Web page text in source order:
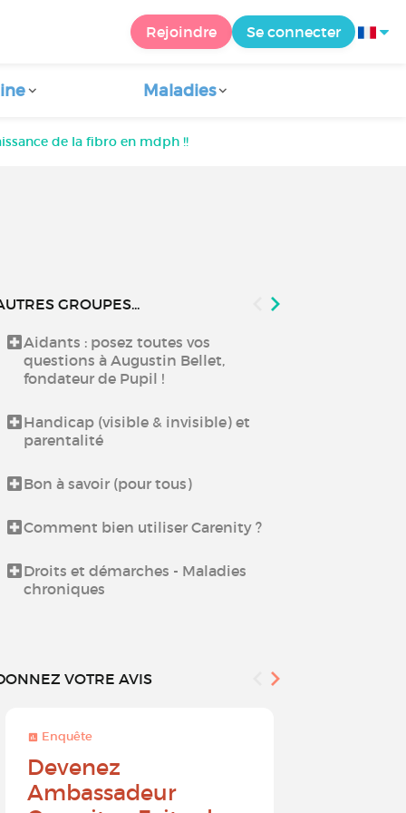
Rejoindre Se connecter
Maladies
de la fibro en mdph !!
GROUPES...
Aidants : posez toutes vos
questions à Augustin Bellet,
fondateur de Pupil !
Handicap (visible & invisible) et
parentalité
Bon à savoir (pour tous)
Comment bien utiliser Carenity ?
Droits et démarches - Maladies
chroniques
VOTRE AVIS
Enquête
Devenez
Ambassadeur